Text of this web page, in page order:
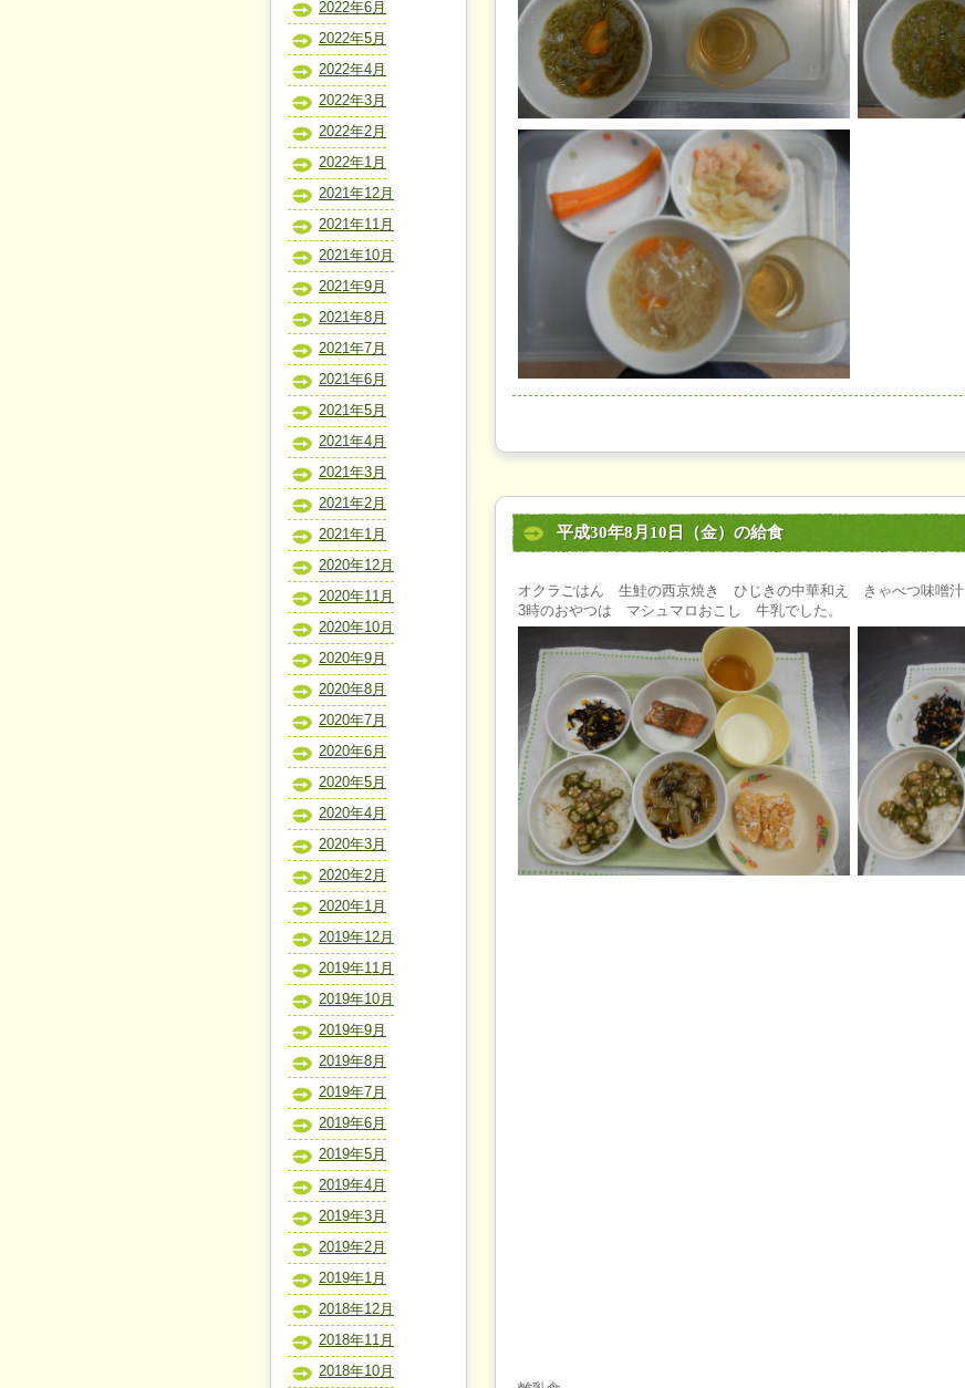
平成30年8月10日（金）の給食
オクラごはん 生鮭の西京焼き ひじきの中華和え きゃべつ味噌汁
3時のおやつは マシュマロおこし 牛乳でした。
2022年6月
2022年5月
2022年4月
2022年3月
2022年2月
2022年1月
2021年12月
2021年11月
2021年10月
2021年9月
2021年8月
2021年7月
2021年6月
2021年5月
2021年4月
2021年3月
2021年2月
2021年1月
2020年12月
2020年11月
2020年10月
2020年9月
2020年8月
2020年7月
2020年6月
2020年5月
2020年4月
2020年3月
2020年2月
2020年1月
2019年12月
2019年11月
2019年10月
2019年9月
2019年8月
2019年7月
2019年6月
2019年5月
2019年4月
2019年3月
2019年2月
2019年1月
2018年12月
2018年11月
2018年10月